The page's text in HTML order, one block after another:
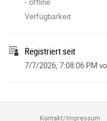
Verfügbarkeit
Registriert seit
7/7/2026, 7:08:06 PM
Kontakt/Impressum